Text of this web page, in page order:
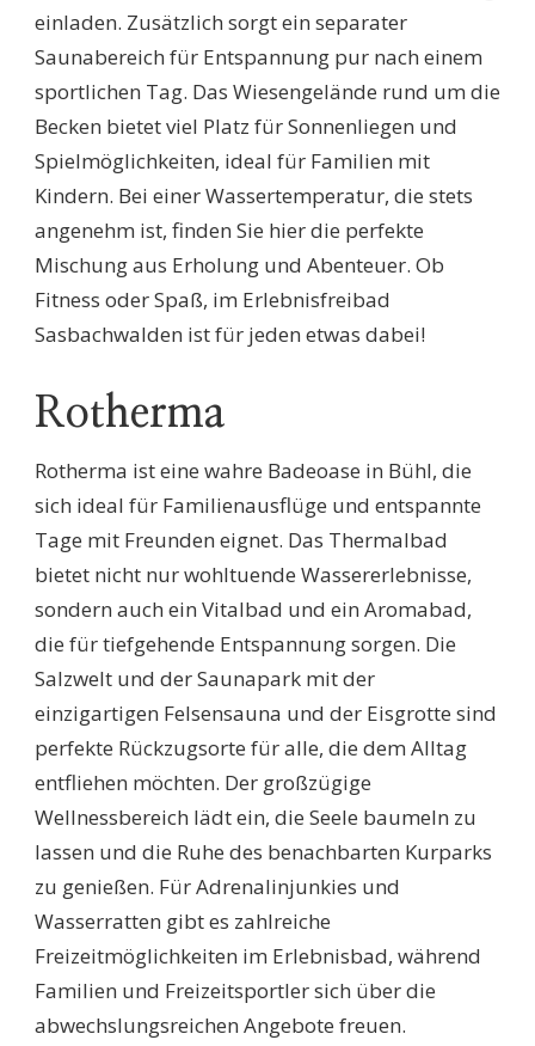
einladen. Zusätzlich sorgt ein separater
Saunabereich für Entspannung pur nach einem
sportlichen Tag. Das Wiesengelände rund um die
Becken bietet viel Platz für Sonnenliegen und
Spielmöglichkeiten, ideal für Familien mit
Kindern. Bei einer Wassertemperatur, die stets
angenehm ist, finden Sie hier die perfekte
Mischung aus Erholung und Abenteuer. Ob
Fitness oder Spaß, im Erlebnisfreibad
Sasbachwalden ist für jeden etwas dabei!
Rotherma
Rotherma ist eine wahre Badeoase in Bühl, die
sich ideal für Familienausflüge und entspannte
Tage mit Freunden eignet. Das Thermalbad
bietet nicht nur wohltuende Wassererlebnisse,
sondern auch ein Vitalbad und ein Aromabad,
die für tiefgehende Entspannung sorgen. Die
Salzwelt und der Saunapark mit der
einzigartigen Felsensauna und der Eisgrotte sind
perfekte Rückzugsorte für alle, die dem Alltag
entfliehen möchten. Der großzügige
Wellnessbereich lädt ein, die Seele baumeln zu
lassen und die Ruhe des benachbarten Kurparks
zu genießen. Für Adrenalinjunkies und
Wasserratten gibt es zahlreiche
Freizeitmöglichkeiten im Erlebnisbad, während
Familien und Freizeitsportler sich über die
abwechslungsreichen Angebote freuen.